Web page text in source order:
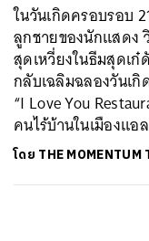
ในวันเกิดครอบรอบ
ลูกชายของนักแสดง
สุดเหวี่ยงในธีมสุดเก๋
กลับเฉลิมฉลองวันเ
“I Love You
คนไร้บ้านในเมืองแอ
โดย THE MOMENTUM